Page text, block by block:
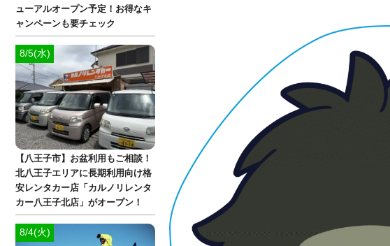
ューアルオープン予定！お得なキ
ャンペーンも要チェック
8/5(水)
【八王子市】お盆利用もご相談！
北八王子エリアに長期利用向け格
安レンタカー店「カルノリレンタ
カー八王子北店」がオープン！
8/4(火)